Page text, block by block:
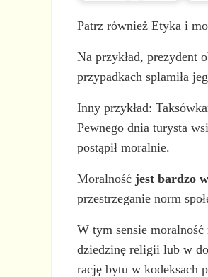
Patrz również Etyka i
Na przykład, prezydent
przypadkach splamiła
Inny przykład:
Pewnego dnia turysta
postąpił moralnie.
Moralnośćjest bardzo
przestrzeganie norm
W tym sensie
dziedzinę religii lub w
rację bytu w kodeksach